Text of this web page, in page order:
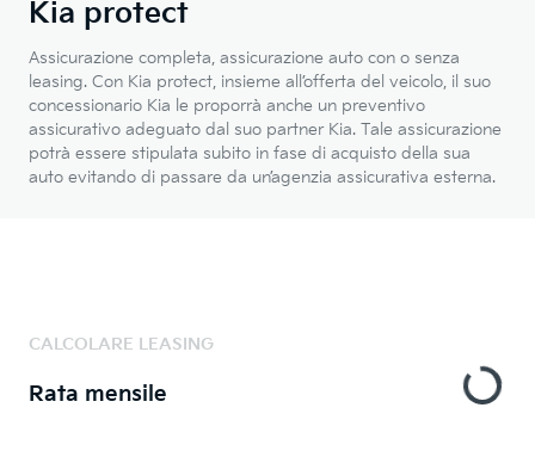
Kia protect
Assicurazione completa, assicurazione auto con o senza
leasing. Con Kia protect, insieme all’offerta del veicolo, il suo
concessionario Kia le proporrà anche un preventivo
assicurativo adeguato dal suo partner Kia. Tale assicurazione
potrà essere stipulata subito in fase di acquisto della sua
auto evitando di passare da un’agenzia assicurativa esterna.
CALCOLARE LEASING
Rata mensile